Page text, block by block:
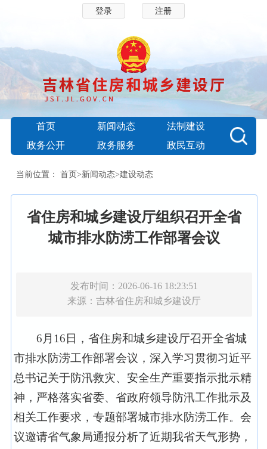
登录 注册
首页 新闻动态
法制建设
政务公开
政务服务 政民互动
当前位置： 首页>新闻动态>建设动态
省住房和城乡建设厅组织召开全省
城市排水防涝工作部署会议
发布时间：2026-06-16 18:23:51
来源： 吉林省住房和城乡建设厅
6 月 16日，省住房和城乡建设厅召开全省城
市排水防涝工作部署会议，深入学习贯彻习近平
总书记关于防汛救灾、安全生产重要指示批示精
神，严格落实省委、省政府领导防汛工作批示及
相关工作要求，专题部署城市排水防涝工作。会
议邀请省气象局通报分析了近期我省天气形势，